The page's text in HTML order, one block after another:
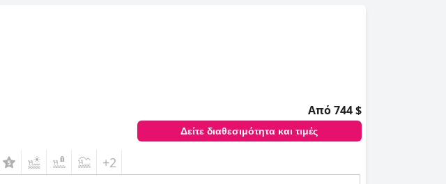
τις πολυτελείς πισίνες.
Από 744 $
Δείτε διαθεσιμότητα και τιμές
+2